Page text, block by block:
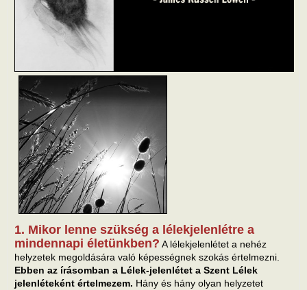
1. Mikor lenne szükség a lélekjelenlétre a
mindennapi életünkben? A lélekjelenlétet a nehéz
helyzetek megoldására való képességnek szokás értelmezni.
Ebben az írásomban a Lélek-jelenlétet a Szent Lélek
jelenléteként értelmezem. Hány és hány olyan helyzetet